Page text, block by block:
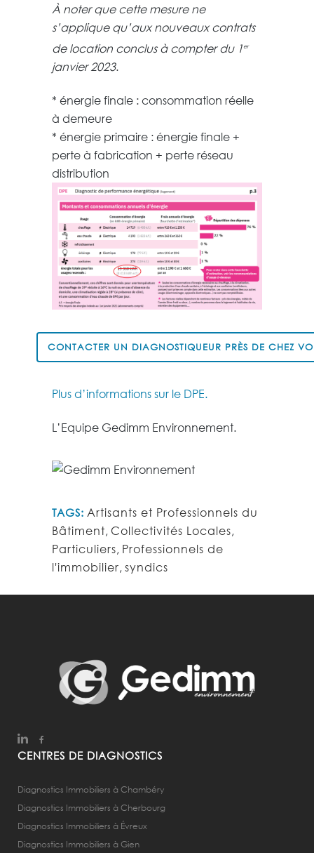
À noter que cette mesure ne
s’applique qu’aux nouveaux contrats
de location conclus à compter du 1er
janvier 2023.
* énergie finale : consommation réelle
à demeure
* énergie primaire : énergie finale +
perte à fabrication + perte réseau
distribution
CONTACTER UN DIAGNOSTIQUEUR PRÈS DE CHEZ
Plus d’informations sur le DPE.
L’Equipe Gedimm Environnement.
TAGS: Artisants et Professionnels du
Bâtiment, Collectivités Locales,
Particuliers, Professionnels de
l'immobilier,syndics
CENTRES DE DIAGNOSTICS
Diagnostics Immobiliers à Chambéry
Diagnostics Immobiliers à Cherbourg
Diagnostics Immobiliers à Évreux
Diagnostics Immobiliers à Gien